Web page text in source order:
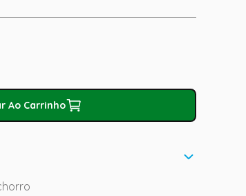
Ao Carrinho